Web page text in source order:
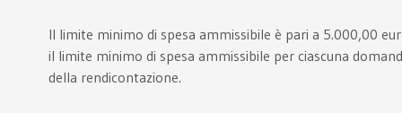
Il limite minimo di spesa ammissibile è pari a 5.000,00
il limite minimo di spesa ammissibile per ciascuna
della rendicontazione.